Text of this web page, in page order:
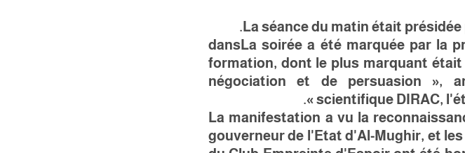
La séance du matin était
dansLa soirée a été marquée par la
formation, dont le plus marquant
négociation et de persuasion »,
scientifique DIRAC,
La manifestation a vu la
gouverneur de l'Etat d'Al-Mughir, et